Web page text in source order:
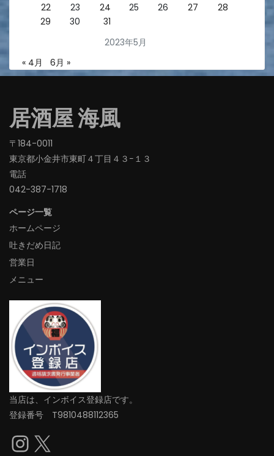
2023年5月
22
23 24 25 26 27
28
29
30 31
« 4月 6月 »
居酒屋 海風
〒184-0011
東京都小金井市東町４丁目４３−１３
電話
042-387-1718‬
ページ一覧
ホームページ
吐きだめ日記
営業日
メニュー
当店は、インボイス登録店です。
登録番号 T9810488112365
Instagram
X